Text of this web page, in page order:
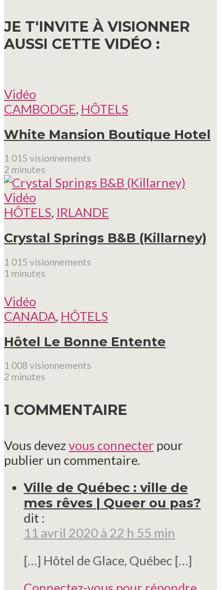
JE T'INVITE À VISIONNER
AUSSI CETTE VIDÉO :
Vidéo
CAMBODGE, HÔTELS
White Mansion Boutique Hotel
1 015 visionnements
2 minutes
Vidéo
HÔTELS, IRLANDE
Crystal Springs B&B (Killarney)
1 015 visionnements
1 minutes
Vidéo
CANADA, HÔTELS
Hôtel Le Bonne Entente
1 008 visionnements
2 minutes
1 COMMENTAIRE
Vous devez vous connecter pour
publier un commentaire.
Ville de Québec : ville de
mes rêves | Queer ou pas?
dit :
11 avril 2020 à 22 h 55 min
[…] Hôtel de Glace, Québec […]